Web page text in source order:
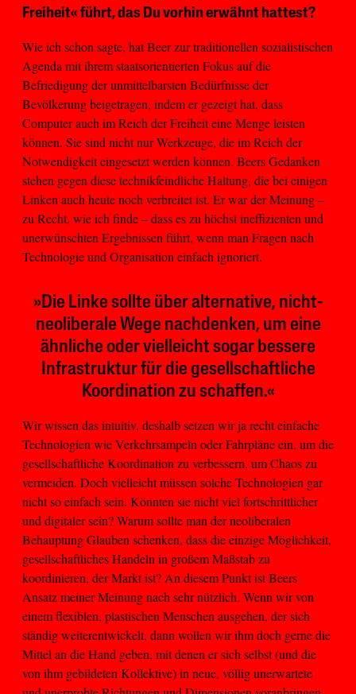
Freiheit« führt, das Du vorhin erwähnt hattest?
Wie ich schon sagte, hat Beer zur traditionellen sozialistischen
Agenda mit ihrem staatsorientierten Fokus auf die
Befriedigung der unmittelbarsten Bedürfnisse der
Bevölkerung beigetragen, indem er gezeigt hat, dass
Computer auch im Reich der Freiheit eine Menge leisten
können. Sie sind nicht nur Werkzeuge, die im Reich der
Notwendigkeit eingesetzt werden können. Beers Gedanken
stehen gegen diese technikfeindliche Haltung, die bei einigen
Linken auch heute noch verbreitet ist. Er war der Meinung –
zu Recht, wie ich finde – dass es zu höchst ineffizienten und
unerwünschten Ergebnissen führt, wenn man Fragen nach
Technologie und Organisation einfach ignoriert.
»Die Linke sollte über alternative, nicht-
neoliberale Wege nachdenken, um eine
ähnliche oder vielleicht sogar bessere
Infrastruktur für die gesellschaftliche
Koordination zu schaffen.«
Wir wissen das intuitiv, deshalb setzen wir ja recht einfache
Technologien wie Verkehrsampeln oder Fahrpläne ein, um die
gesellschaftliche Koordination zu verbessern, um Chaos zu
vermeiden. Doch vielleicht müssen solche Technologien gar
nicht so einfach sein. Könnten sie nicht viel fortschrittlicher
und digitaler sein? Warum sollte man der neoliberalen
Behauptung Glauben schenken, dass die einzige Möglichkeit,
gesellschaftliches Handeln in großem Maßstab zu
koordinieren, der Markt ist? An diesem Punkt ist Beers
Ansatz meiner Meinung nach sehr nützlich. Wenn wir von
einem flexiblen, plastischen Menschen ausgehen, der sich
ständig weiterentwickelt, dann wollen wir ihm doch gerne die
Mittel an die Hand geben, mit denen er sich selbst (und die
von ihm gebildeten Kollektive) in neue, völlig unerwartete